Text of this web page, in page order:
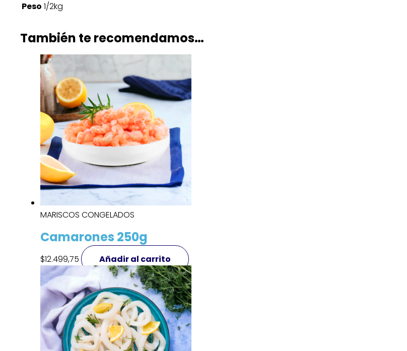
Peso 1/2kg
También te recomendamos…
MARISCOS CONGELADOS
Camarones 250g
$12.499,75 Añadir al carrito